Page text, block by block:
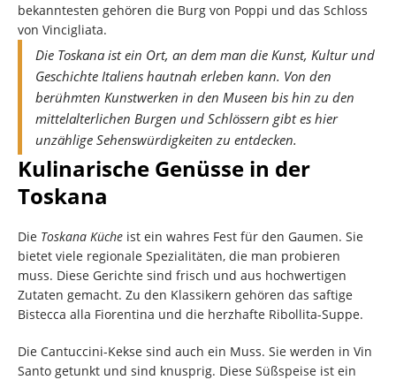
bekanntesten gehören die Burg von Poppi und das Schloss
von Vincigliata.
Die Toskana ist ein Ort, an dem man die Kunst, Kultur und
Geschichte Italiens hautnah erleben kann. Von den
berühmten Kunstwerken in den Museen bis hin zu den
mittelalterlichen Burgen und Schlössern gibt es hier
unzählige Sehenswürdigkeiten zu entdecken.
Kulinarische Genüsse in der
Toskana
Die Toskana Küche ist ein wahres Fest für den Gaumen. Sie
bietet viele regionale Spezialitäten, die man probieren
muss. Diese Gerichte sind frisch und aus hochwertigen
Zutaten gemacht. Zu den Klassikern gehören das saftige
Bistecca alla Fiorentina und die herzhafte Ribollita-Suppe.
Die Cantuccini-Kekse sind auch ein Muss. Sie werden in Vin
Santo getunkt und sind knusprig. Diese Süßspeise ist ein